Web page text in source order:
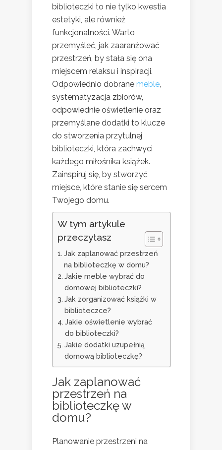
biblioteczki to nie tylko kwestia
estetyki, ale również
funkcjonalności. Warto
przemyśleć, jak zaaranżować
przestrzeń, by stała się ona
miejscem relaksu i inspiracji.
Odpowiednio dobrane meble,
systematyzacja zbiorów,
odpowiednie oświetlenie oraz
przemyślane dodatki to klucze
do stworzenia przytulnej
biblioteczki, która zachwyci
każdego miłośnika książek.
Zainspiruj się, by stworzyć
miejsce, które stanie się sercem
Twojego domu.
W tym artykule
przeczytasz
Jak zaplanować przestrzeń
na biblioteczkę w domu?
Jakie meble wybrać do
domowej biblioteczki?
Jak zorganizować książki w
biblioteczce?
Jakie oświetlenie wybrać
do biblioteczki?
Jakie dodatki uzupełnią
domową biblioteczkę?
Jak zaplanować
przestrzeń na
biblioteczkę w
domu?
Planowanie przestrzeni na